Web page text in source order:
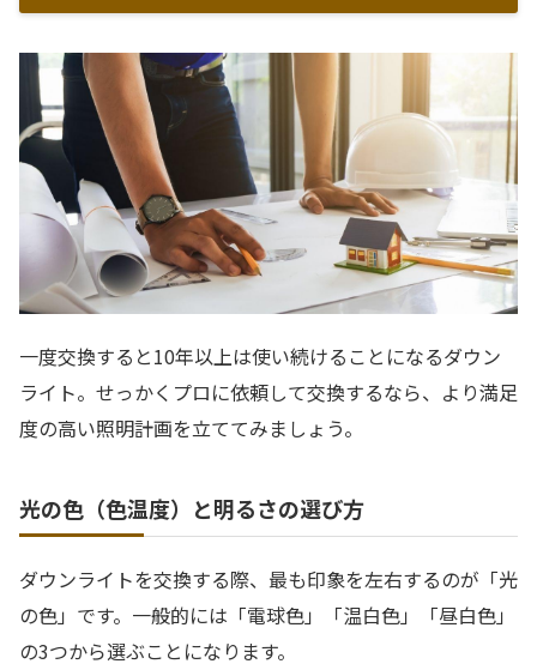
一度交換すると10年以上は使い続けることになるダウン
ライト。せっかくプロに依頼して交換するなら、より満足
度の高い照明計画を立ててみましょう。
光の色（色温度）と明るさの選び方
ダウンライトを交換する際、最も印象を左右するのが「光
の色」です。一般的には「電球色」「温白色」「昼白色」
の3つから選ぶことになります。